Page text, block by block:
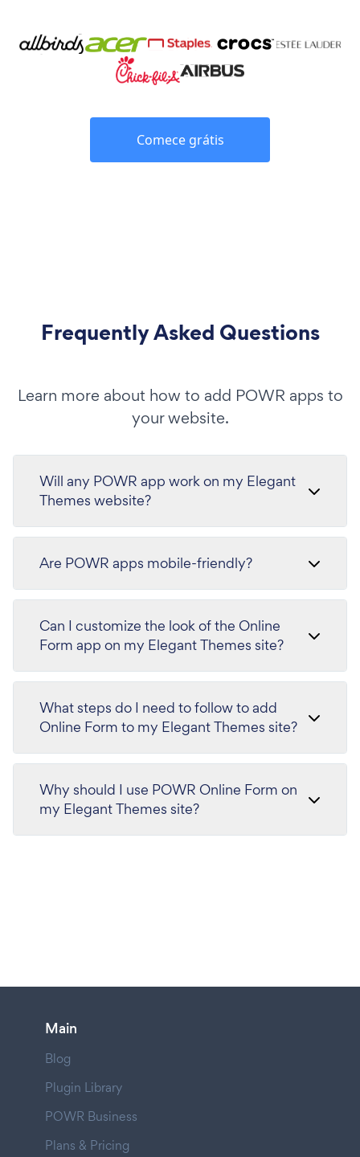
Comece grátis
Frequently Asked Questions
Learn more about how to add POWR apps to
your website.
Will any POWR app work on my Elegant
Themes website?
Are POWR apps mobile-friendly?
Can I customize the look of the Online
Form app on my Elegant Themes site?
What steps do I need to follow to add
Online Form to my Elegant Themes site?
Why should I use POWR Online Form on
my Elegant Themes site?
Main
Blog
Plugin Library
POWR Business
Plans & Pricing